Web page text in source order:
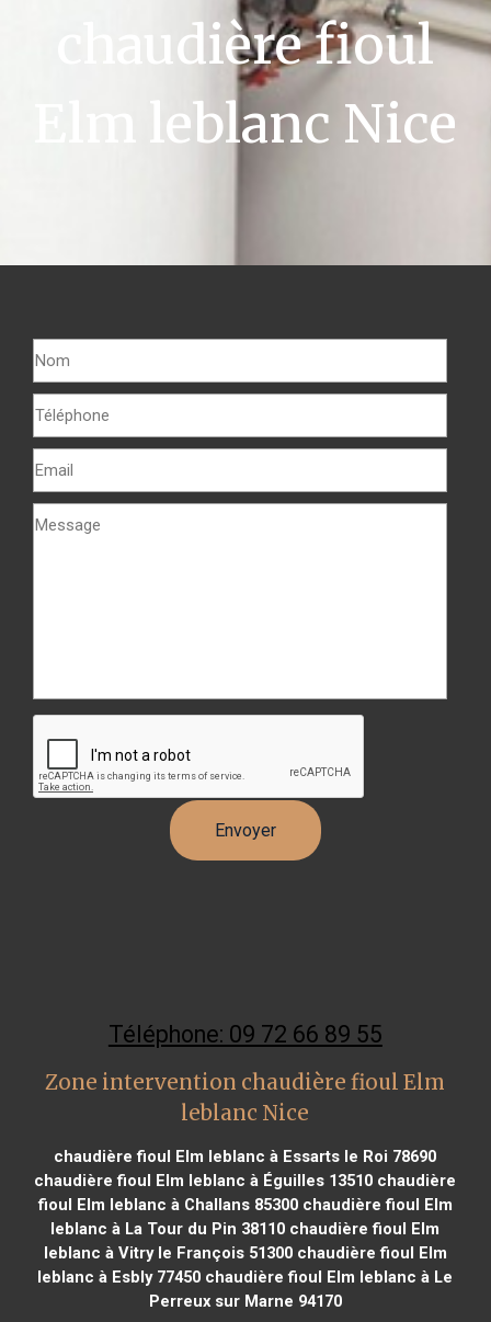
chaudière fioul
Elm leblanc Nice
Téléphone: 09 72 66 89 55
Zone intervention chaudière fioul Elm
leblanc Nice
chaudière fioul Elm leblanc à Essarts le Roi 78690
chaudière fioul Elm leblanc à Éguilles 13510 chaudière
fioul Elm leblanc à Challans 85300chaudière fioul Elm
leblanc à La Tour du Pin 38110 chaudière fioul Elm
leblanc à Vitry le François 51300chaudière fioul Elm
leblanc à Esbly 77450 chaudière fioul Elm leblanc à Le
Perreux sur Marne 94170